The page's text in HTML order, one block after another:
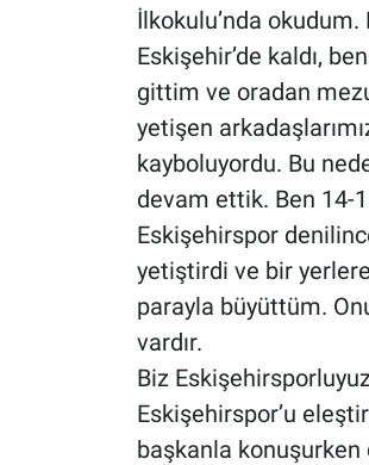
İlkokulu’nda
Eskişehir’de kaldı,
gittim ve oradan
yetişen
kayboluyordu. Bu
devam ettik. Ben 14-
Eskişehirspor
yetiştirdi ve bir
parayla büyüttüm.
vardır.
Biz
Eskişehirspor’u
başkanla